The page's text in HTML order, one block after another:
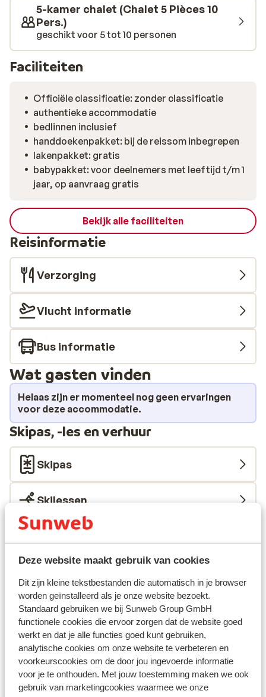
Deze website maakt gebruik van cookies
Dit zijn kleine tekstbestanden die automatisch in je browser
worden geïnstalleerd als je onze website bezoekt.
Standaard gebruiken we bij Sunweb Group GmbH
functionele cookies die ervoor zorgen dat de website goed
werkt en dat je alle functies goed kunt gebruiken,
analytische cookies om onze website te verbeteren en
voorkeurscookies om de door jou ingevoerde informatie
voor je te onthouden. Met jouw toestemming maken we ook
gebruik van marketingcookies waarmee we onze
comfortabele slaapkamers en 2 badkamers. Een fijne
extra is de privé sauna die bij het chalet hoort. Hier is
het na een actieve dag in de frisse buitenlucht weer
heerlijk bijkomen van alle inspanning.
5-kamer chalet (Chalet 5 Pièces 10
Pers.)
geschikt voor 5 tot 10 personen
Faciliteiten
Officiële classificatie: zonder classificatie
authentieke accommodatie
bedlinnen inclusief
handdoekenpakket: bij de reissom inbegrepen
lakenpakket: gratis
babypakket: voor deelnemers met leeftijd t/m 1
jaar, op aanvraag gratis
Bekijk alle faciliteiten
Reisinformatie
Verzorging
Vlucht informatie
Bus informatie
Wat gasten vinden
Helaas zijn er momenteel nog geen ervaringen
voor deze accommodatie.
Skipas, -les en verhuur
Skipas
Skilessen
Andere accommodaties in Les
Sybelles
Chalet la Marmotte
Chalets des Ecrins
Résidence Club MMV l'Etoile des Sybelles